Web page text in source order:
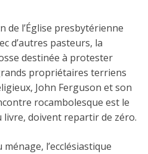
de l’Église presbytérienne
d’autres pasteurs, la
destinée à protester
propriétaires terriens
John Ferguson et son
rocambolesque est le
livre, doivent repartir de zéro.
l’ecclésiastique